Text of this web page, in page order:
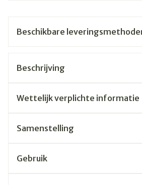
Beschikbare
Beschrijving
Wettelijk verplichte informatie
Samenstelling
Gebruik